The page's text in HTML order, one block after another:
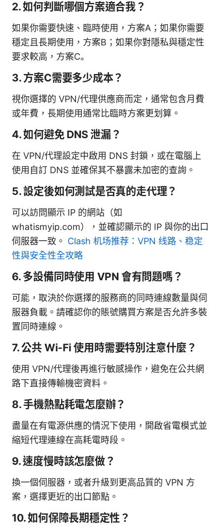
2. 如何判斷哪個方案適合我？
如果你需要快速、臨時使用，方案A；如果你需要
穩定且長期使用，方案B；如果你對隱私與穩定性
要求較高，方案C。
3. 方案C需要多少成本？
視你選擇的 VPN/代理供應商而定，通常包含月費
或年費，長期使用通常比臨時方案更划算。
4. 如何避免 DNS 泄漏？
在 VPN/代理設定中啟用 DNS 封鎖，或在電腦上
使用自訂 DNS 並確保其不暴露未加密的查詢。
5. 設定後如何測試是否真的走代理？
可以訪問顯示 IP 的網站（如
whatismyip.com），並確認顯示的 IP 與你的出口
伺服器一致。 Clash 机场推荐：VPN 线路、稳定
性與安全性全攻略
6. 多設備同時使用 VPN 會有問題嗎？
可能，取決於你選擇的服務商的同時連線數量與伺
服器負載。請確認你的賬號購買方案是否允許多裝
置同時連線。
7. 公共 Wi-Fi 使用時需要特別注意什麼？
使用 VPN/代理後再進行敏感操作，避免在公共網
路下直接傳輸機密資料。
8. 手機熱點耗電怎麼辦？
盡量在有電源供應的情況下使用，開啟省電模式並
縮短代理連線在高耗電時段。
9. 速度慢時該怎麼做？
換一個伺服器，或者升級到更高品質的 VPN 方
案，選擇更近的出口節點。
10. 如何保障長期穩定性？